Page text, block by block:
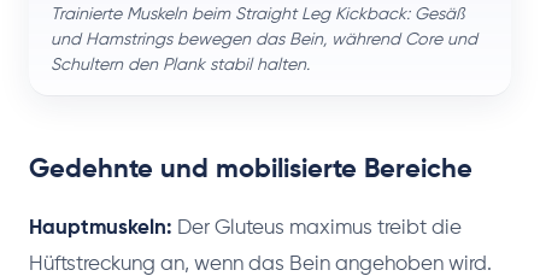
Trainierte Muskeln beim Straight Leg Kickback: Gesäß
und Hamstrings bewegen das Bein, während Core und
Schultern den Plank stabil halten.
Gedehnte und mobilisierte Bereiche
Hauptmuskeln: Der Gluteus maximus treibt die
Hüftstreckung an, wenn das Bein angehoben wird.